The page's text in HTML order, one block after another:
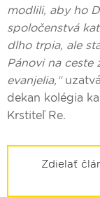
modlili, aby ho
spoločenstvá
dlho trpia, ale
Pánovi na ceste
evanjelia,“
dekan kolégia
Krstiteľ Re.
Zdielať